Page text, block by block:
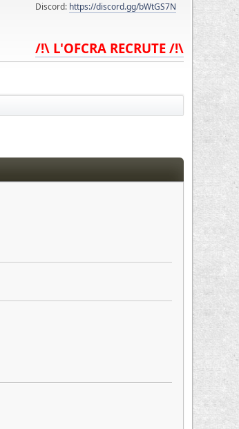
Discord: https://discord.gg/bWtGS7N
/!\ L'OFCRA RECRUTE /!\